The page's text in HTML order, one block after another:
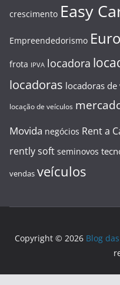
crescimento Easy
Empreendedorismo
frota IPVA locadora
locadoras locadoras
locação de veículos
Movida negócios Rent a
rently soft seminovos
vendas veículos
Copyright © 2026 Blog